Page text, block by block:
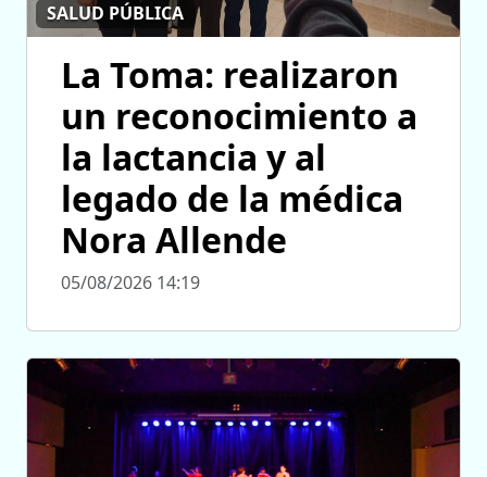
SALUD PÚBLICA
La Toma: realizaron
un reconocimiento a
la lactancia y al
legado de la médica
Nora Allende
05/08/2026 14:19